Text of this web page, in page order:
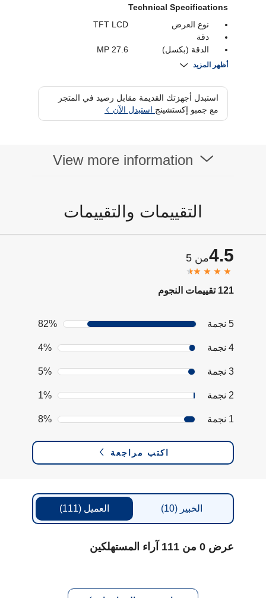
Technical Specifications
نوع العرض
TFT LCD
دقة
الدقة (بكسل)
27.6 MP
حجم المستشعر
ميغا بكسل
ثبات الصوره
تقنية التثبيت الإلكتروني
للصورة هايبر سموث
أظهر المزيد
استبدل أجهزتك القديمة مقابل رصيد في المتجر
مع جمبو إكستشينج استبدل الآن
View more information
التقييمات والتقييمات
4.5من 5
121 تقييمات النجوم
5 نجمة 82%
4 نجمة 4%
3 نجمة 5%
2 نجمة 1%
1 نجمة 8%
اكتب مراجعة
العميل (111) الخبير (10)
عرض 0 من 111 آراء المستهلكين